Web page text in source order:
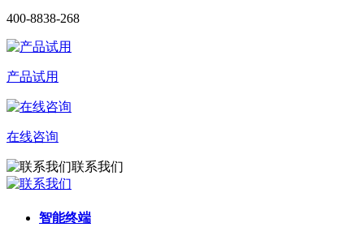
400-8838-268
产品试用
在线咨询
联系我们
智能终端